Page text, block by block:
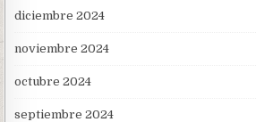
diciembre 2024
noviembre 2024
octubre 2024
septiembre 2024